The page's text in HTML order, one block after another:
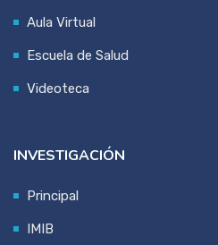
Aula Virtual
Escuela de Salud
Videoteca
INVESTIGACIÓN
Principal
IMIB